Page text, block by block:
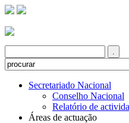
Secretariado Nacional
Conselho Nacional
Relatório de
Áreas de actuação